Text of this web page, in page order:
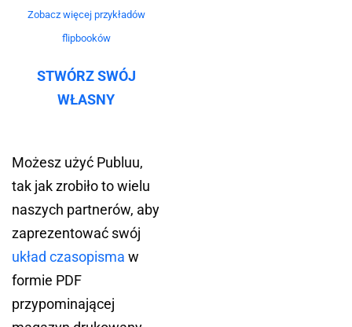
Zobacz więcej przykładów
flipbooków
STWÓRZ SWÓJ
WŁASNY
Możesz użyć Publuu,
tak jak zrobiło to wielu
naszych partnerów, aby
zaprezentować swój
układ czasopisma w
formie PDF
przypominającej